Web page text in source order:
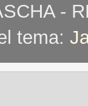
-
tema: